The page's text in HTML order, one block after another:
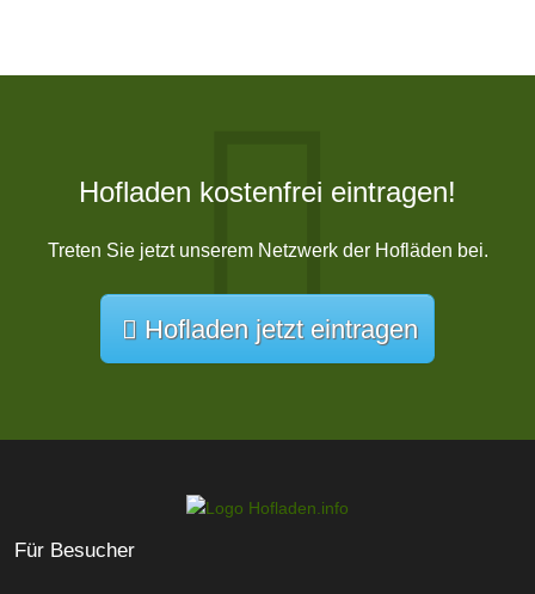
Hofladen kostenfrei eintragen!
Treten Sie jetzt unserem Netzwerk der Hofläden bei.
Hofladen jetzt eintragen
Für Besucher